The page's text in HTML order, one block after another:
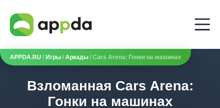
APPDA.RU / Игры / Аркады / Cars Arena: Гонки на машинах
Взломанная Cars Arena:
Гонки на машинах